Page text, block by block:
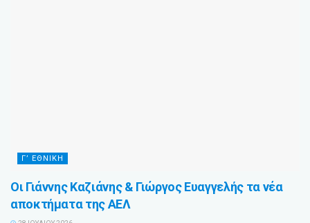
Γ’ ΕΘΝΙΚΗ
Οι Γιάννης Καζιάνης & Γιώργος Ευαγγελής τα νέα
αποκτήματα της ΑΕΛ